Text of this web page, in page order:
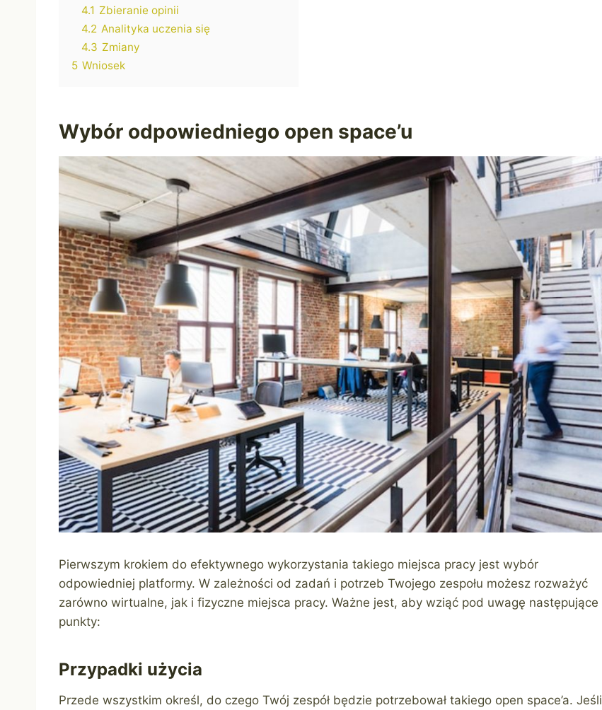
4.1 Zbieranie opinii
4.2 Analityka uczenia się
4.3 Zmiany
5 Wniosek
Wybór odpowiedniego open space’u
Pierwszym krokiem do efektywnego wykorzystania takiego miejsca pracy jest wybór
odpowiedniej platformy. W zależności od zadań i potrzeb Twojego zespołu możesz rozważyć
zarówno wirtualne, jak i fizyczne miejsca pracy. Ważne jest, aby wziąć pod uwagę następujące
punkty:
Przypadki użycia
Przede wszystkim określ, do czego Twój zespół będzie potrzebował takiego open space’a. Jeśli